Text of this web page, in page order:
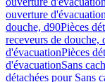
ouverture d'évacuation
douche, d90Pièces
receveurs de douche,
d'évacuationPièces
d'évacuationSans
détachées pour Sans